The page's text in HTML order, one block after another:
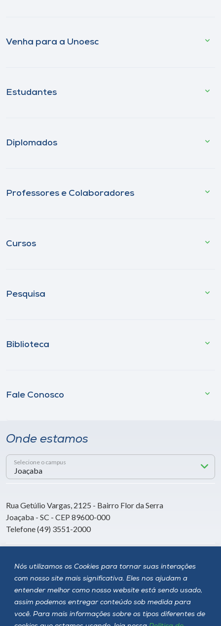
Nós utilizamos os Cookies para tornar suas interações
com nosso site mais significativa. Eles nos ajudam a
entender melhor como nosso website está sendo usado,
assim podemos entregar conteúdo sob medida para
você. Para mais informações sobre os tipos diferentes de
Venha para a Unoesc
Estudantes
Diplomados
Professores e Colaboradores
Cursos
Pesquisa
Biblioteca
Fale Conosco
Onde estamos
Selecione o campus
Rua Getúlio Vargas, 2125 - Bairro Flor da Serra
Joaçaba - SC - CEP 89600-000
Telefone (49) 3551-2000
Siga a Unoesc